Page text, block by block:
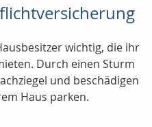
wichtig, die ihr
Durch einen Sturm
und beschädigen
Haus parken.